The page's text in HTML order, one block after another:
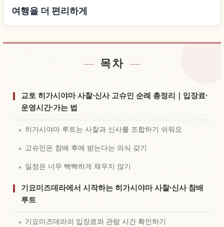
여행을 더 편리하게
숙소 찾기
체험 찾기↗
목차
교토 히가시야마 사찰·신사 고슈인 순례 총정리｜입장료·
운영시간·가는 법
히가시야마 루트는 사찰과 신사를 조합하기 쉬워요
고슈인은 참배 후에 받는다는 의식 갖기
일정은 너무 빡빡하게 채우지 않기
기요미즈데라에서 시작하는 히가시야마 사찰·신사 참배
루트
기요미즈데라의 입장료와 관람 시간 확인하기